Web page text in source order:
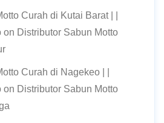
Curah di Kutai Barat | |
on Distributor Sabun Motto
Curah di Nagekeo | |
on Distributor Sabun Motto